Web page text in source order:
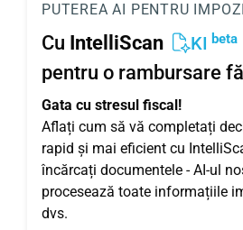
PUTEREA AI PENTRU
Cu IntelliScan KI beta
pentru o rambursare
Gata cu stresul fiscal!
Aflați cum să vă completați
rapid și mai eficient cu
încărcați documentele - AI-ul
procesează toate informațiile
dvs.